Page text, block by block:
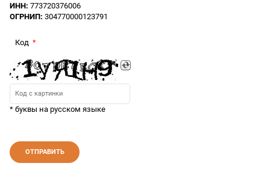
ИНН: 773720376006
ОГРНИП: 304770000123791
Код
* буквы на русском языке